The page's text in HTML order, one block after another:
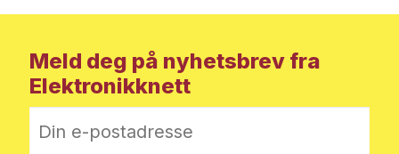
Meld deg på nyhetsbrev fra
Elektronikknett